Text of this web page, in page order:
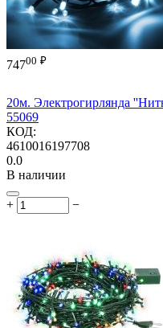
74700 ₽
20м. Электрогирлянда
55069
КОД:
4610016197708
0.0
В наличии
+ −